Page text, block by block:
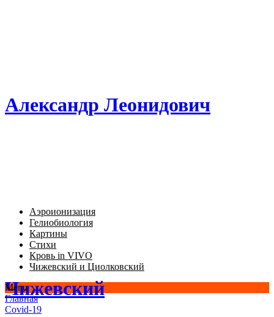
Александр Леонидович
Чижевский
Аэроионизация
Гелиобиология
Картины
Стихи
Кровь in VIVO
Чижевский и Циолковский
Menu
Главная
Covid-19